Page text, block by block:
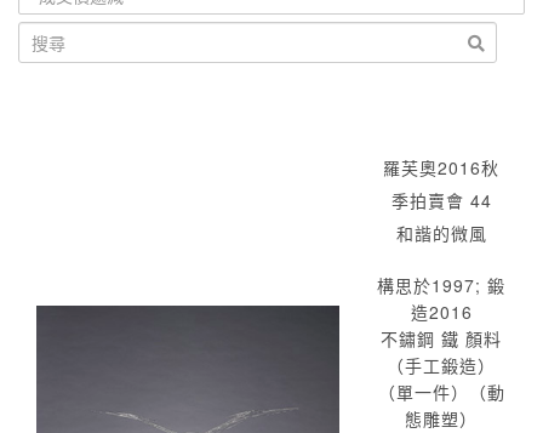
羅芙奧2016秋
季拍賣會 44
和諧的微風
構思於1997; 鍛
造2016
不鏽鋼 鐵 顏料
（手工鍛造）
（單一件）（動
態雕塑）